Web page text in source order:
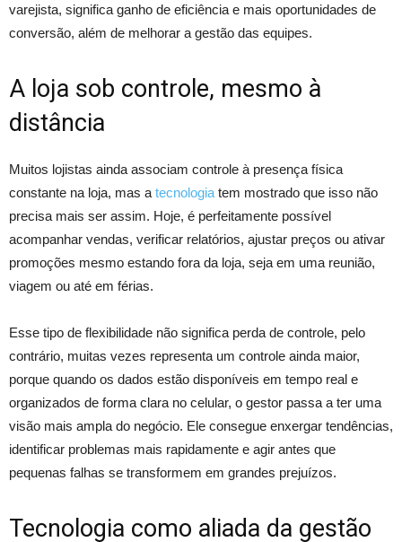
varejista, significa ganho de eficiência e mais oportunidades de
conversão, além de melhorar a gestão das equipes.
A loja sob controle, mesmo à
distância
Muitos lojistas ainda associam controle à presença física
constante na loja, mas a tecnologia tem mostrado que isso não
precisa mais ser assim. Hoje, é perfeitamente possível
acompanhar vendas, verificar relatórios, ajustar preços ou ativar
promoções mesmo estando fora da loja, seja em uma reunião,
viagem ou até em férias.
Esse tipo de flexibilidade não significa perda de controle, pelo
contrário, muitas vezes representa um controle ainda maior,
porque quando os dados estão disponíveis em tempo real e
organizados de forma clara no celular, o gestor passa a ter uma
visão mais ampla do negócio. Ele consegue enxergar tendências,
identificar problemas mais rapidamente e agir antes que
pequenas falhas se transformem em grandes prejuízos.
Tecnologia como aliada da gestão